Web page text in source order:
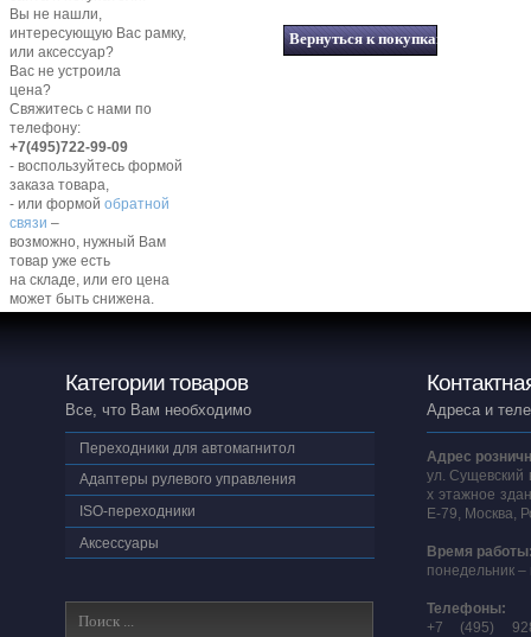
Вы не нашли,
интересующую Вас рамку,
или аксессуар?
Вас не устроила
цена?
Свяжитесь с нами по
телефону:
+7(495)722-99-09
- воспользуйтесь формой
заказа товара,
- или формой обратной
связи –
возможно, нужный Вам
товар уже есть
на складе, или его цена
может быть снижена.
Категории товаров
Все, что Вам необходимо
Переходники для автомагнитол
Адаптеры рулевого управления
ISO-переходники
Аксессуары
Адреса и
Адрес
ул. Сущевский
х этажное
E-79, Москва,
Время
понедельник –
Телефоны:
+7 (495)